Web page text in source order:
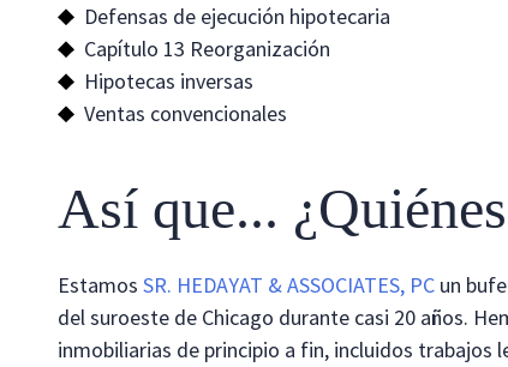
Defensas de ejecución hipotecaria
Capítulo 13 Reorganización
Hipotecas inversas
Ventas convencionales
Así que...
Estamos SR. HEDAYAT & ASSOCIATES, PC un
del suroeste de Chicago durante casi 20 años.
inmobiliarias de principio a fin, incluidos trabajos